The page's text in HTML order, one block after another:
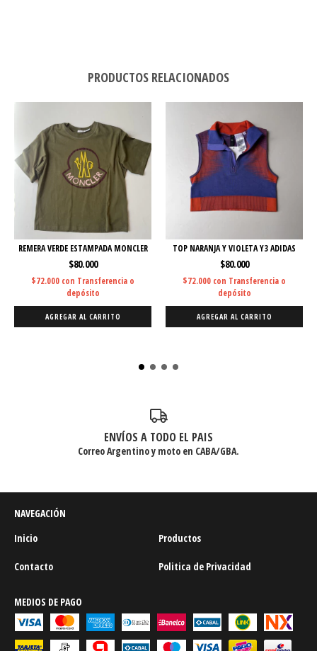
PRODUCTOS RELACIONADOS
REMERA VERDE ESTAMPADA MONCLER
$80.000
$72.000 con Transferencia o
depósito
AGREGAR AL CARRITO
TOP NARANJA Y VIOLETA Y3 ADIDAS
$80.000
$72.000 con Transferencia o
depósito
AGREGAR AL CARRITO
ENVÍOS A TODO EL PAIS
Correo Argentino y moto en CABA/GBA.
NAVEGACIÓN
Inicio
Productos
Contacto Politica de Privacidad
MEDIOS DE PAGO